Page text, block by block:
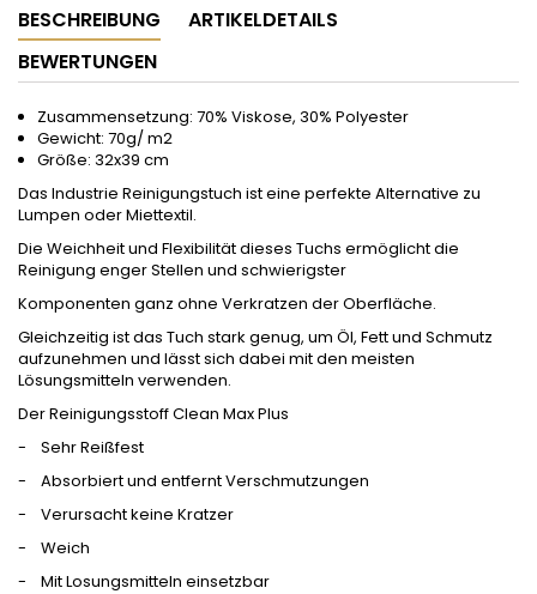
BESCHREIBUNG
ARTIKELDETAILS
BEWERTUNGEN
Zusammensetzung: 70% Viskose, 30% Polyester
Gewicht: 70g/ m2
Größe: 32x39 cm
Das Industrie Reinigungstuch ist eine perfekte Alternative zu
Lumpen oder Miettextil.
Die Weichheit und Flexibilität dieses Tuchs ermöglicht die
Reinigung enger Stellen und schwierigster
Komponenten ganz ohne Verkratzen der Oberfläche.
Gleichzeitig ist das Tuch stark genug, um Öl, Fett und Schmutz
aufzunehmen und lässt sich dabei mit den meisten
Lösungsmitteln verwenden.
Der Reinigungsstoff Clean Max Plus
- Sehr Reißfest
- Absorbiert und entfernt Verschmutzungen
- Verursacht keine Kratzer
- Weich
- Mit Losungsmitteln einsetzbar